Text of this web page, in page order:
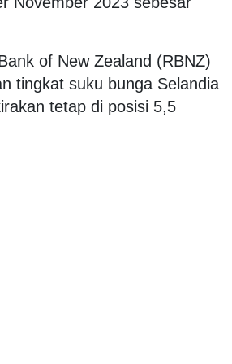
of New Zealand (RBNZ)
tingkat suku bunga Selandia
tetap di posisi 5,5